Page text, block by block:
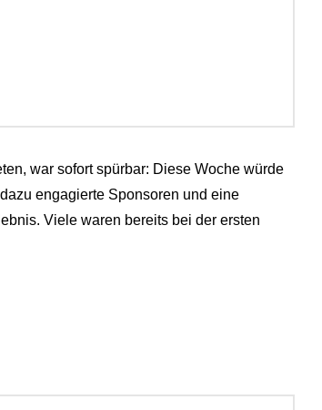
war sofort spürbar: Diese Woche würde
engagierte Sponsoren und eine
Viele waren bereits bei der ersten